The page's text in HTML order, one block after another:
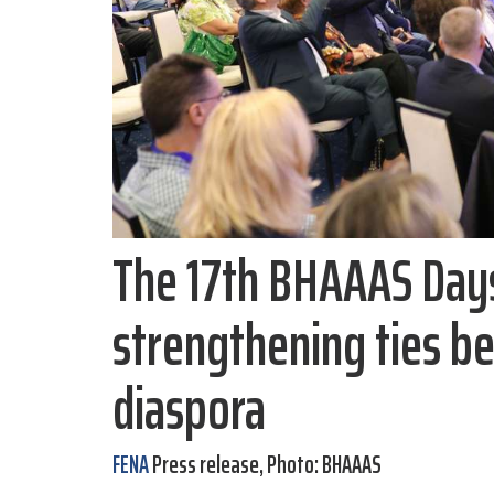
The 17th BHAAAS
strengthening ties
diaspora
FENAPress release, Photo: BHAAAS